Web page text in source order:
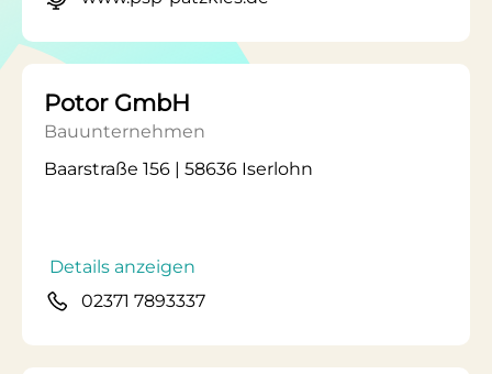
Potor GmbH
Bauunternehmen
Baarstraße 156 | 58636 Iserlohn
Details anzeigen
02371 7893337